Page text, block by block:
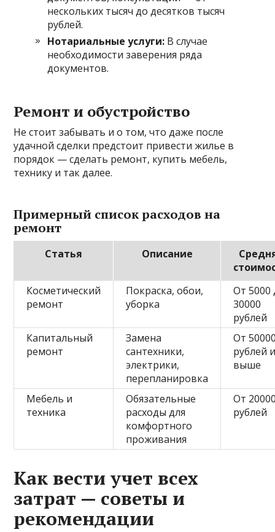
нескольких тысяч до десятков тысяч
рублей.
Нотариальные услуги: В случае
необходимости заверения ряда
документов.
Ремонт и обустройство
Не стоит забывать и о том, что даже после
удачной сделки предстоит привести жилье в
порядок — сделать ремонт, купить мебель,
технику и так далее.
Примерный список расходов на
ремонт
Статья Описание
Косметический
ремонт
Покраска, обои,
уборка
От 5000
30000
рублей
Капитальный
ремонт
Замена
сантехники,
электрики,
перепланировка
От
рублей
выше
Мебель и
техника
Обязательные
расходы для
комфортного
проживания
От
рублей
Как вести учет всех
затрат — советы и
рекомендации